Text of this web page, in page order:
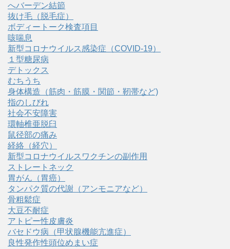
へバーデン結節
抜け毛（脱毛症）
ボディートーク検査項目
咳喘息
新型コロナウイルス感染症（COVID‑19）
１型糖尿病
デトックス
むちうち
身体構造（筋肉・筋膜・関節・靭帯など)
指のしびれ
社会不安障害
環軸椎亜脱臼
鼠径部の痛み
経絡（経穴）
新型コロナウイルスワクチンの副作用
ストレートネック
胃がん（胃癌）
タンパク質の代謝（アンモニアなど）
骨粗鬆症
大豆不耐症
アトピー性皮膚炎
バセドウ病（甲状腺機能亢進症）
良性発作性頭位めまい症